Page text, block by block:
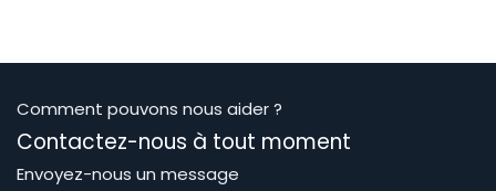
Comment pouvons nous aider ?
Contactez-nous à tout moment
Envoyez-nous un message